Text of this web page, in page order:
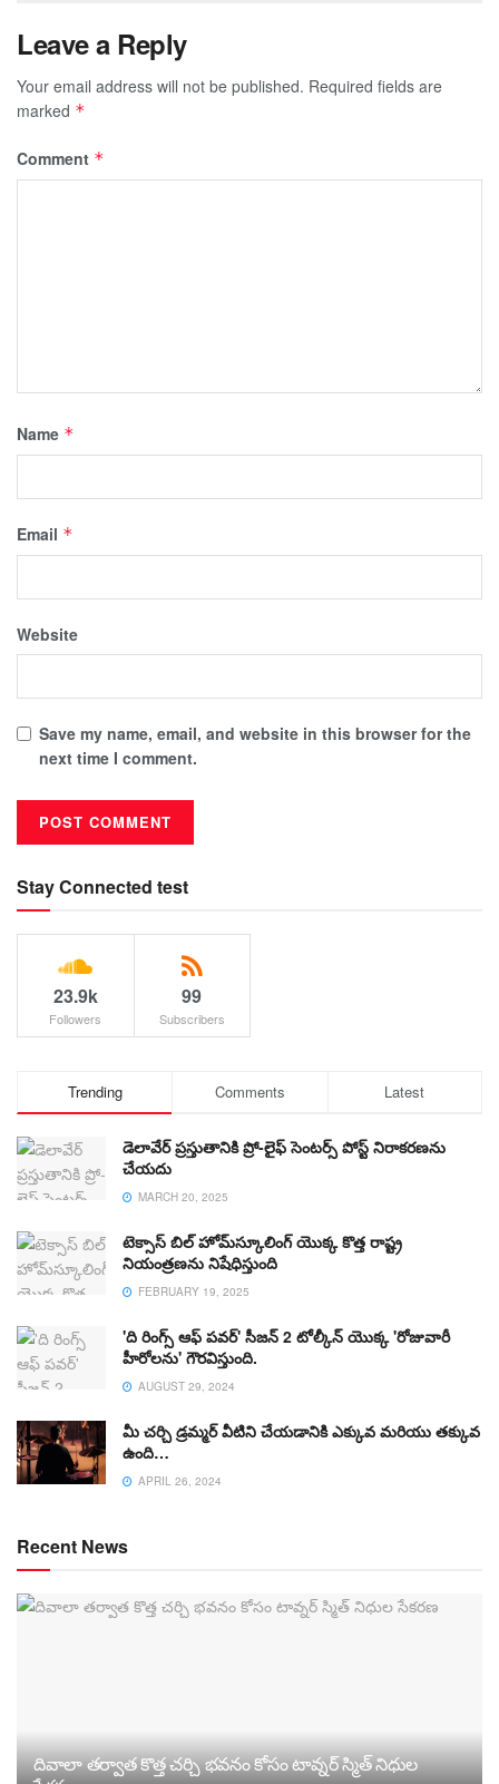
Leave a Reply
Your email address will not be published. Required fields are
marked *
Comment *
Name *
Email *
Website
Save my name, email, and website in this browser for the
next time I comment.
Stay Connected test
23.9k
Followers
99
Subscribers
Trending Comments Latest
డెలావేర్ ప్రస్తుతానికి ప్రో-లైఫ్ సెంటర్స్ పోస్ట్ నిరాకరణను
చేయదు
MARCH 20, 2025
టెక్సాస్ బిల్ హోమ్‌స్కూలింగ్ యొక్క కొత్త రాష్ట్ర
నియంత్రణను నిషేధిస్తుంది
FEBRUARY 19, 2025
'ది రింగ్స్ ఆఫ్ పవర్' సీజన్ 2 టోల్కీన్ యొక్క 'రోజువారీ
హీరోలను' గౌరవిస్తుంది.
AUGUST 29, 2024
మీ చర్చి డ్రమ్మర్ వీటిని చేయడానికి ఎక్కువ మరియు తక్కువ
ఉంది…
APRIL 26, 2024
Recent News
దివాలా తర్వాత కొత్త చర్చి భవనం కోసం టావ్నర్ స్మిత్ నిధుల